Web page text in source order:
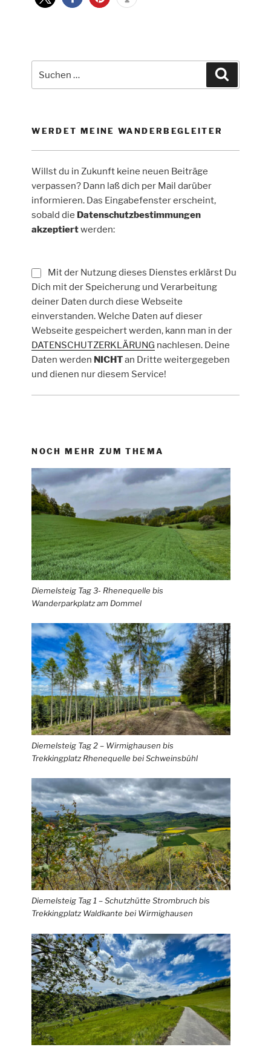
Arnsberger
nach:
WERDET MEINE WANDERBEGLEITER
Willst du in Zukunft keine neuen Beiträge
verpassen? Dann laß dich per Mail darüber
informieren. Das Eingabefenster erscheint,
sobald die Datenschutzbestimmungen
akzeptiertwerden:
Mit der Nutzung dieses Dienstes erklärst Du
Dich mit der Speicherung und Verarbeitung
deiner Daten durch diese Webseite
einverstanden. Welche Daten auf dieser
Webseite gespeichert werden, kann man in der
DATENSCHUTZERKLÄRUNG nachlesen. Deine
Daten werden NICHTan Dritte weitergegeben
und dienen nur diesem Service!
NOCH MEHR ZUM THEMA
Diemelsteig Tag 3- Rhenequelle bis
Wanderparkplatz am Dommel
Diemelsteig Tag 2 – Wirmighausen bis
Trekkingplatz Rhenequelle bei Schweinsbühl
Diemelsteig Tag 1 – Schutzhütte Strombruch bis
Trekkingplatz Waldkante bei Wirmighausen